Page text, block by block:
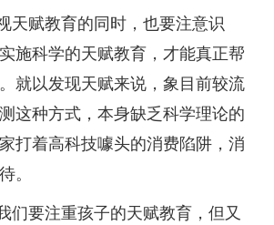
赋教育的同时，也要注意识
施科学的天赋教育，才能真正帮
就以发现天赋来说，象目前较流
这种方式，本身缺乏科学理论的
打着高科技噱头的消费陷阱，消
。
要注重孩子的天赋教育，但又